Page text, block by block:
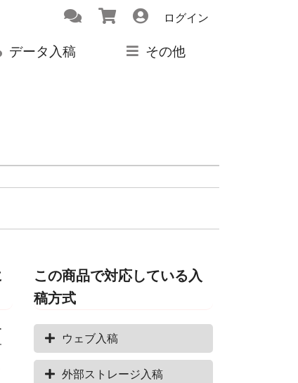
ログイン
データ入稿 その他
この商品で対応している入
稿方式
ウェブ入稿
外部ストレージ入稿